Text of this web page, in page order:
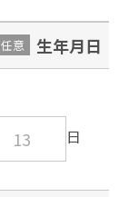
生年月日
任意